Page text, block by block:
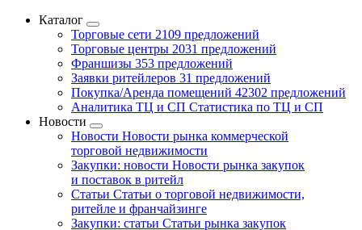
Каталог
Торговые сети 2109 предложений
Торговые центры 2031 предложений
Франшизы 353 предложений
Заявки ритейлеров 31 предложений
Покупка/Аренда помещений 42302 предложений
Аналитика ТЦ и СП Статистика по ТЦ и СП
Новости
Новости Новости рынка коммерческой
торговой недвижимости
Закупки: новости Новости рынка закупок
и поставок в ритейл
Статьи Статьи о торговой недвижимости,
ритейле и франчайзинге
Закупки: статьи Статьи рынка закупок